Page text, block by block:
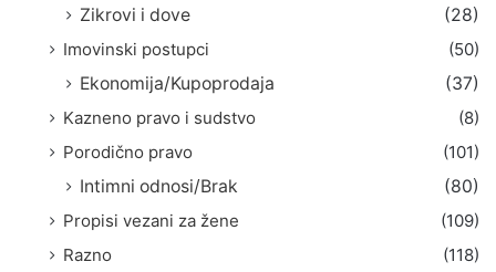
Zikrovi i dove
(28)
Imovinski postupci
(50)
Ekonomija/Kupoprodaja
(37)
Kazneno pravo i sudstvo
(8)
Porodično pravo
(101)
Intimni odnosi/Brak
(80)
Propisi vezani za žene
(109)
Razno
(118)